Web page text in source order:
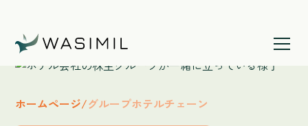
ホームページ/グループホテルチェーン